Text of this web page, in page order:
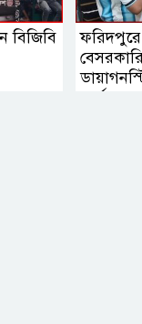
বিজিবি
ফরিদপুরে
কার্যক্রম